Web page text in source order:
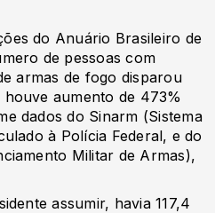
do Anuário Brasileiro de
de pessoas com
armas de fogo disparou
aumento de 473%
dados do Sinarm (Sistema
à Polícia Federal, e do
Militar de Armas),
assumir, havia 117,4